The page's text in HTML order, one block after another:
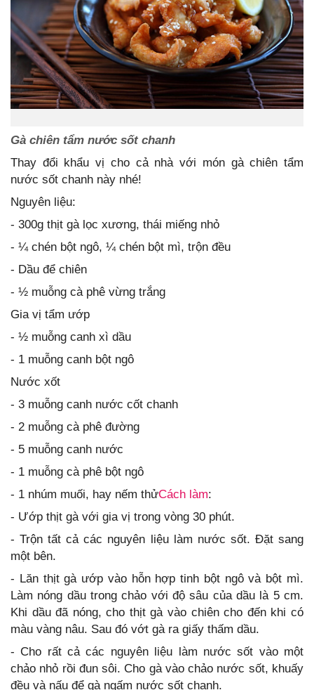
Gà chiên tẩm nước sốt chanh
Thay đổi khẩu vị cho cả nhà với món gà chiên tẩm
nước sốt chanh này nhé!
Nguyên liệu:
- 300g thịt gà lọc xương, thái miếng nhỏ
- ¼ chén bột ngô, ¼ chén bột mì, trộn đều
- Dầu để chiên
- ½ muỗng cà phê vừng trắng
Gia vị tẩm ướp
- ½ muỗng canh xì dầu
- 1 muỗng canh bột ngô
Nước xốt
- 3 muỗng canh nước cốt chanh
- 2 muỗng cà phê đường
- 5 muỗng canh nước
- 1 muỗng cà phê bột ngô
- 1 nhúm muối, hay nếm thửCách làm:
- Ướp thịt gà với gia vị trong vòng 30 phút.
- Trộn tất cả các nguyên liệu làm nước sốt. Đặt sang
một bên.
- Lăn thịt gà ướp vào hỗn hợp tinh bột ngô và bột mì.
Làm nóng dầu trong chảo với độ sâu của dầu là 5 cm.
Khi dầu đã nóng, cho thịt gà vào chiên cho đến khi có
màu vàng nâu. Sau đó vớt gà ra giấy thấm dầu.
- Cho rất cả các nguyên liệu làm nước sốt vào một
chảo nhỏ rồi đun sôi. Cho gà vào chảo nước sốt, khuấy
đều và nấu để gà ngấm nước sốt chanh.